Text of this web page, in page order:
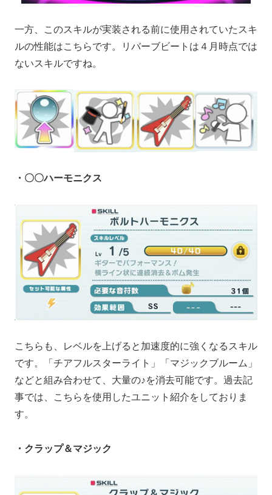
一方、このスキルが実装される前に使用されていたスキ
ルの性能はこちらです。リバーブビートは４月時点では
ないスキルですね。
・〇〇ハーモニクス
こちらも、レベルを上げると加速度的に強くなるスキル
です。「チアフルスターライト」「マジックブルーム」
などと組み合わせて、大量の♪を消去可能です。過去記
事では、こちらを使用したユニット紹介をしておりま
す。
・クラップ＆マジック